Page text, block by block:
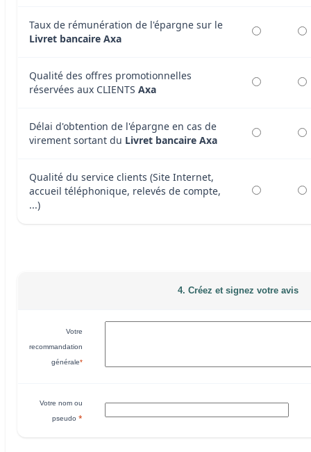
Taux de rémunération de l'épargne sur le
Livret bancaire Axa
Qualité des offres promotionnelles
réservées aux CLIENTS Axa
Délai d'obtention de l'épargne en cas de
virement sortant du Livret bancaire Axa
Qualité du service clients (Site Internet,
accueil téléphonique, relevés de compte,
...)
4. Créez et signez votre avis
Votre
recommandation
générale*
Votre nom ou
pseudo *